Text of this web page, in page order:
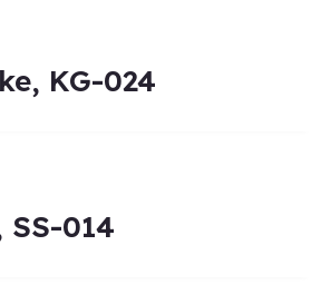
KG-024
014